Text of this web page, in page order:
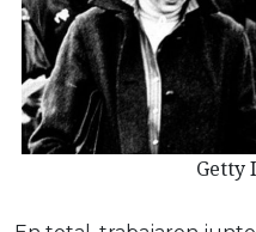
Getty